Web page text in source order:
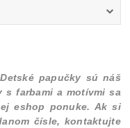
papučky sú náš
s farbami a motívmi sa
eshop ponuke. Ak si
čísle, kontaktujte